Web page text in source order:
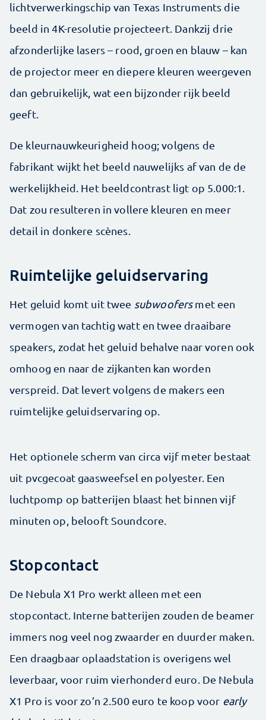
lichtverwerkingschip van Texas Instruments die
beeld in 4K-resolutie projecteert. Dankzij drie
afzonderlijke lasers – rood, groen en blauw – kan
de projector meer en diepere kleuren weergeven
dan gebruikelijk, wat een bijzonder rijk beeld
geeft.
De kleurnauwkeurigheid hoog; volgens de
fabrikant wijkt het beeld nauwelijks af van de de
werkelijkheid. Het beeldcontrast ligt op 5.000:1.
Dat zou resulteren in vollere kleuren en meer
detail in donkere scènes.
Ruimtelijke geluidservaring
Het geluid komt uit twee subwoofersmet een
vermogen van tachtig watt en twee draaibare
speakers, zodat het geluid behalve naar voren ook
omhoog en naar de zijkanten kan worden
verspreid. Dat levert volgens de makers een
ruimtelijke geluidservaring op.
Het optionele scherm van circa vijf meter bestaat
uit pvcgecoat gaasweefsel en polyester. Een
luchtpomp op batterijen blaast het binnen vijf
minuten op, belooft Soundcore.
Stopcontact
De Nebula X1 Pro werkt alleen met een
stopcontact. Interne batterijen zouden de beamer
immers nog veel nog zwaarder en duurder maken.
Een draagbaar oplaadstation is overigens wel
leverbaar, voor ruim vierhonderd euro. De Nebula
X1 Pro is voor zo’n 2.500 euro te koop voor early